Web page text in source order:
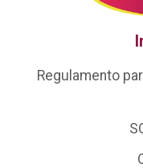
Regulamento